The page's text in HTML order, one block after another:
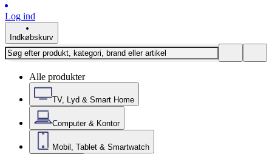
Log ind
Indkøbskurv
Alle produkter
TV, Lyd & Smart Home
Computer & Kontor
Mobil, Tablet & Smartwatch